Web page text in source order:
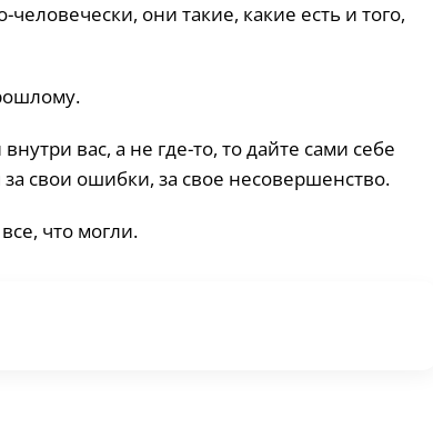
они такие, какие есть и того,
вас, а не где-то, то дайте сами себе
свои ошибки, за свое несовершенство.
что могли.